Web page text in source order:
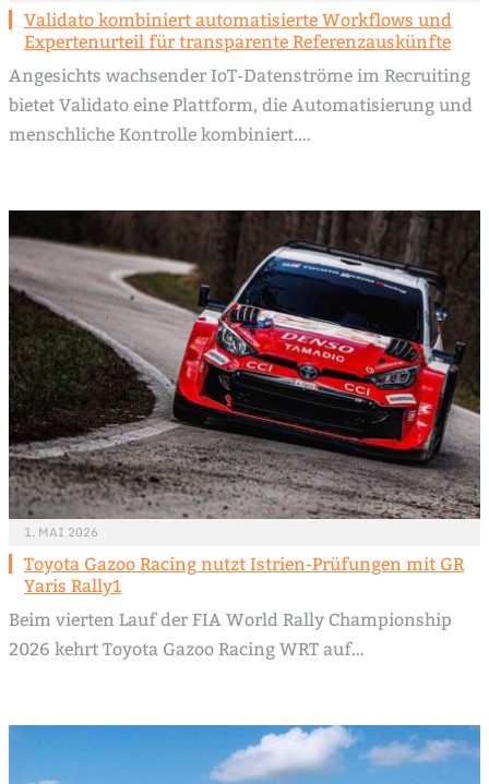
Validato kombiniert automatisierte Workflows und
Expertenurteil für transparente Referenzauskünfte
Angesichts wachsender IoT-Datenströme im Recruiting
bietet Validato eine Plattform, die Automatisierung und
menschliche Kontrolle kombiniert.…
1. MAI 2026
Toyota Gazoo Racing nutzt Istrien-Prüfungen mit GR
Yaris Rally1
Beim vierten Lauf der FIA World Rally Championship
2026 kehrt Toyota Gazoo Racing WRT auf…